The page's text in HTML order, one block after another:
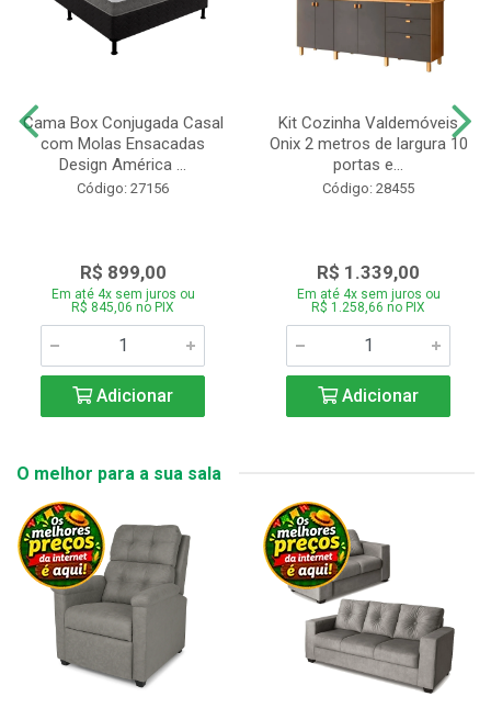
Cama Box Conjugada Casal
com Molas Ensacadas
Design América ...
Código: 27156
R$ 899,00
Em até 4x sem juros ou
R$ 845,06 no PIX
Adicionar
Kit Cozinha Valdemóveis
Onix 2 metros de largura 10
portas e...
Código: 28455
R$ 1.339,00
Em até 4x sem juros ou
R$ 1.258,66 no PIX
Adicionar
O melhor para a sua sala